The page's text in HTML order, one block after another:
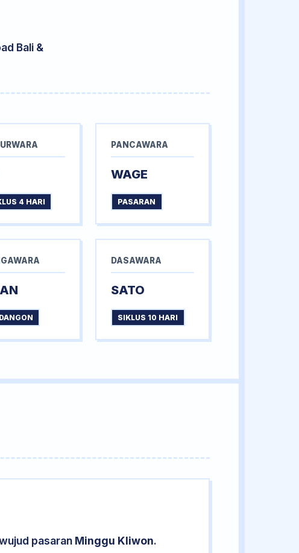
Bali &
4 HARI
PANCAWARA
WAGE
PASARAN
DASAWARA
SATO
SIKLUS 10 HARI
pasaran Minggu Kliwon.